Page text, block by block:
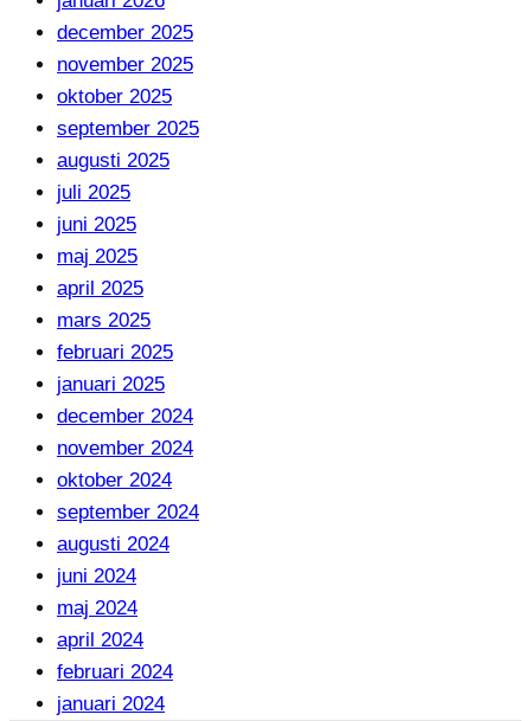
december 2025
november 2025
oktober 2025
september 2025
augusti 2025
juli 2025
juni 2025
maj 2025
april 2025
mars 2025
februari 2025
januari 2025
december 2024
november 2024
oktober 2024
september 2024
augusti 2024
juni 2024
maj 2024
april 2024
februari 2024
januari 2024